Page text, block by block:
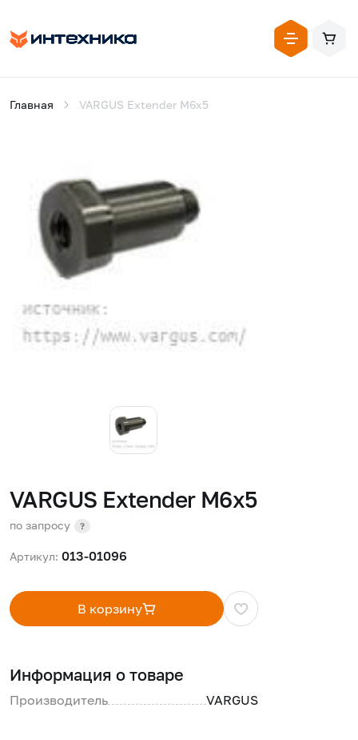
Главная VARGUS Extender M6x5
VARGUS Extender M6x5
по запросу ?
Артикул: 013-01096
В корзину
Информация о товаре
Производитель VARGUS